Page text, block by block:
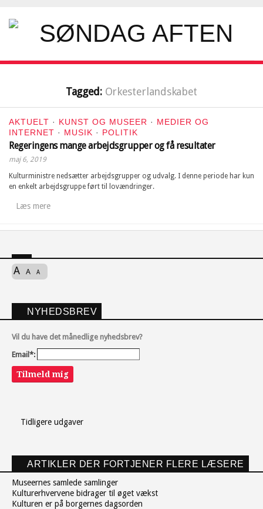
Tagged: Orkesterlandskabet
AKTUELT · KUNST OG MUSEER · MEDIER OG
INTERNET · MUSIK · POLITIK
Regeringens mange arbejdsgrupper og få resultater
maj 6, 2019
Kulturministre nedsætter arbejdsgrupper og udvalg. I denne periode har kun
en enkelt arbejdsgruppe ført til lovændringer.
Læs mere
A A A
NYHEDSBREV
Vil du have det månedlige nyhedsbrev?
Email*:
Tilmeld mig
Tidligere udgaver
ARTIKLER DER FORTJENER FLERE LÆSERE
Museernes samlede samlinger
Kulturerhvervene bidrager til øget vækst
Kulturen er på borgernes dagsorden